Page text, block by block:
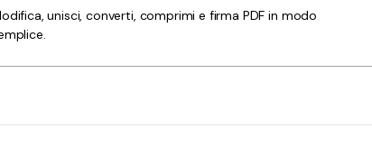
unisci, converti, comprimi e firma PDF in modo